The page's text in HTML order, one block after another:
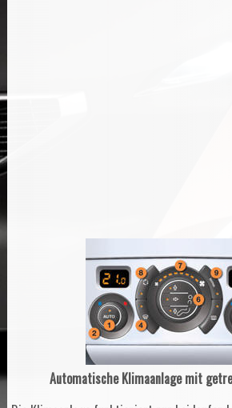
Automatische Klimaanlage mit